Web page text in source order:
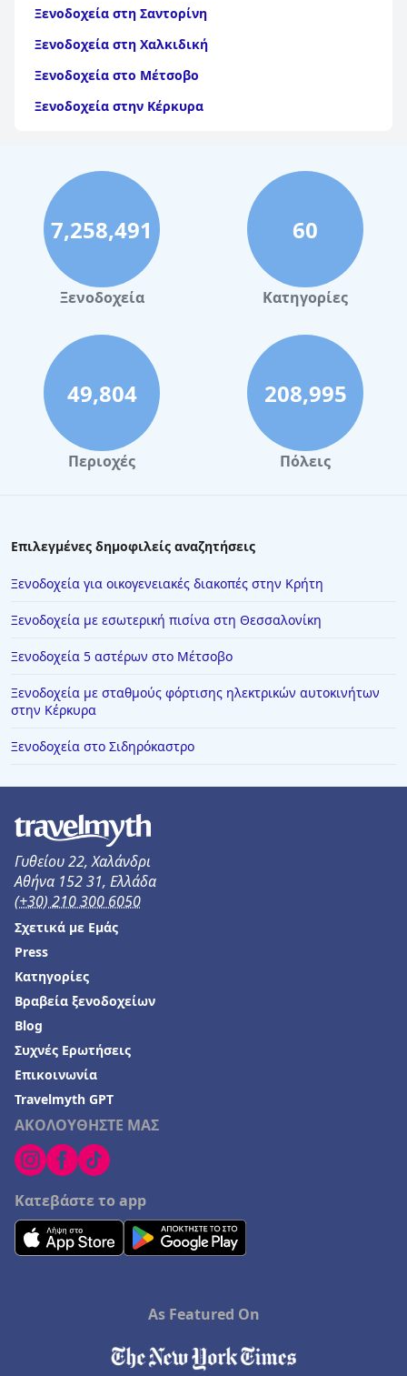
Ξενοδοχεία στη Σαντορίνη
Ξενοδοχεία στη Χαλκιδική
Ξενοδοχεία στο Μέτσοβο
Ξενοδοχεία στην Κέρκυρα
Ξενοδοχεία στην Αίγινα
Ξενοδοχεία στην Πάρο
Ξενοδοχεία στο Λουτράκι
Ξενοδοχεία στη Σκιάθο
Ξενοδοχεία στην Πόλη Χανίων
Ξενοδοχεία στη Ζάκυνθο
Ξενοδοχεία στο Τολό
Ξενοδοχεία στην Ύδρα
Ξενοδοχεία στην Κύθνο
Ξενοδοχεία στη Λαμία
Ξενοδοχεία στην Κωνσταντινούπολη
Ξενοδοχεία στη Σαλαμίνα
Ξενοδοχεία στο Βραχάτι
Ξενοδοχεία στα Τριζόνια
Ξενοδοχεία στη Νάουσα
Ξενοδοχεία στη Χανιώτη
Ξενοδοχεία στην Παραλία Κατερίνης
Ξενοδοχεία στη Νικιάνα
Ξενοδοχεία στο Παλιούρι
Ξενοδοχεία στην Καστροσυκιά
Ξενοδοχεία σε Αρτέμιδα (Λούτσα)
Ξενοδοχεία στην Κύπρο
Ξενοδοχεία στην Αμφιλοχία
Ξενοδοχεία στη Λεμεσό
Ξενοδοχεία στη Νέα Αγχίαλο
Ξενοδοχεία στο Λεωνίδιο
Ξενοδοχεία σε Πουκέτ
Ξενοδοχεία στη Λυγιά
Ξενοδοχεία στο Φίτζι
7,258,491
Ξενοδοχεία
60
Κατηγορίες
49,804
Περιοχές
208,995
Πόλεις
Επιλεγμένες δημοφιλείς αναζητήσεις
Ξενοδοχεία για οικογενειακές διακοπές στην Κρήτη
Ξενοδοχεία με εσωτερική πισίνα στη Θεσσαλονίκη
Ξενοδοχεία 5 αστέρων στο Μέτσοβο
Ξενοδοχεία με σταθμούς φόρτισης ηλεκτρικών αυτοκινήτων
στην Κέρκυρα
Ξενοδοχεία στο Σιδηρόκαστρο
Γυθείου 22, Χαλάνδρι
Αθήνα 152 31, Ελλάδα
(+30) 210 300 6050
ΑΚΟΛΟΥΘΗΣΤΕ ΜΑΣ
Κατεβάστε το app
Σχετικά με Εμάς
Press
Κατηγορίες
Βραβεία ξενοδοχείων
Blog
Συχνές Ερωτήσεις
Επικοινωνία
Travelmyth GPT
As Featured On